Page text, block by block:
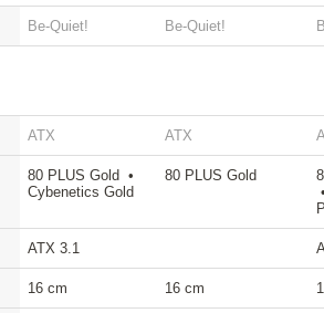
Be-Quiet! Be-Quiet!
ATX ATX
80 PLUS Gold •
Cybenetics Gold
80 PLUS Gold
ATX 3.1
16 cm 16 cm